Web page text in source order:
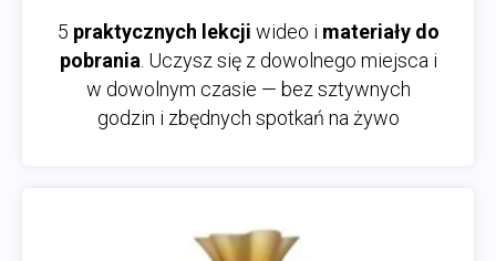
5 praktycznych lekcji wideo i materiały do
pobrania . Uczysz się z dowolnego miejsca i
w dowolnym czasie — bez sztywnych
godzin i zbędnych spotkań na żywo